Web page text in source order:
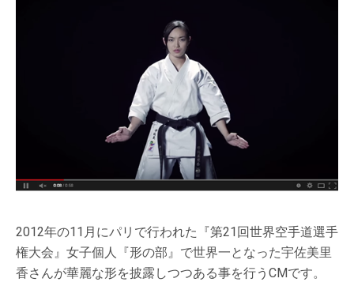
2012年の11月にパリで行われた『第21回世界空手道選手
権大会』女子個人『形の部』で世界一となった宇佐美里
香さんが華麗な形を披露しつつある事を行うCMです。